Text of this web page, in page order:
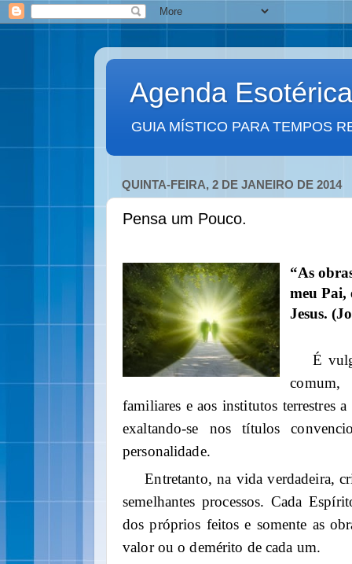
Agenda Esotérica
GUIA MÍSTICO PARA TEMPOS
QUINTA-FEIRA, 2 DE JANEIRO DE 2014
Pensa um Pouco.
“As
meu Pai,
Jesus.
É
comum,
familiares e aos institutos terrestres
exaltando-se nos títulos
personalidade.
Entretanto, na vida verdadeira,
semelhantes processos. Cada
dos próprios feitos e somente as
valor ou o demérito de cada um.